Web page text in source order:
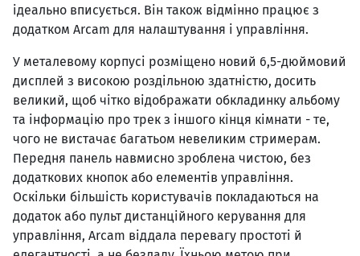
ідеально вписується. Він також відмінно працює з
додатком Arcam для налаштування і управління.
У металевому корпусі розміщено новий 6,5-дюймовий
дисплей з високою роздільною здатністю, досить
великий, щоб чітко відображати обкладинку альбому
та інформацію про трек з іншого кінця кімнати - те,
чого не вистачає багатьом невеликим стримерам.
Передня панель навмисно зроблена чистою, без
додаткових кнопок або елементів управління.
Оскільки більшість користувачів покладаються на
додаток або пульт дистанційного керування для
управління, Arcam віддала перевагу простоті й